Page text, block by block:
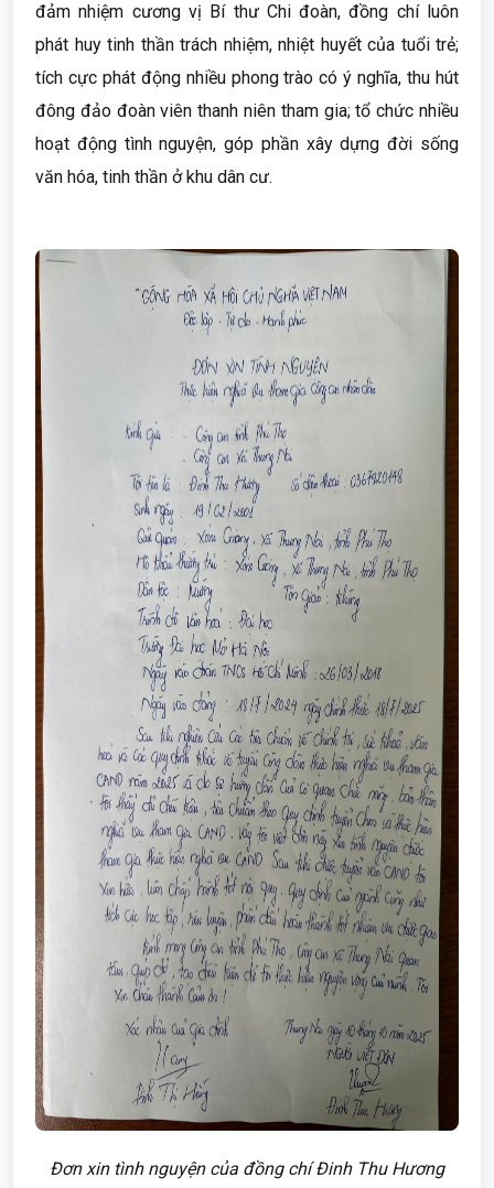
đảm nhiệm cương vị Bí thư Chi đoàn, đồng chí luôn
phát huy tinh thần trách nhiệm, nhiệt huyết của tuổi trẻ;
tích cực phát động nhiều phong trào có ý nghĩa, thu hút
đông đảo đoàn viên thanh niên tham gia; tổ chức nhiều
hoạt động tình nguyện, góp phần xây dựng đời sống
văn hóa, tinh thần ở khu dân cư.
Đơn xin tình nguyện của đồng chí Đinh Thu Hương